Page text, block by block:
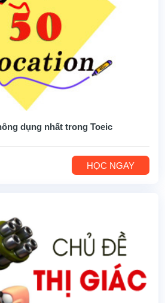
dụng nhất trong Toeic
HỌC NGAY